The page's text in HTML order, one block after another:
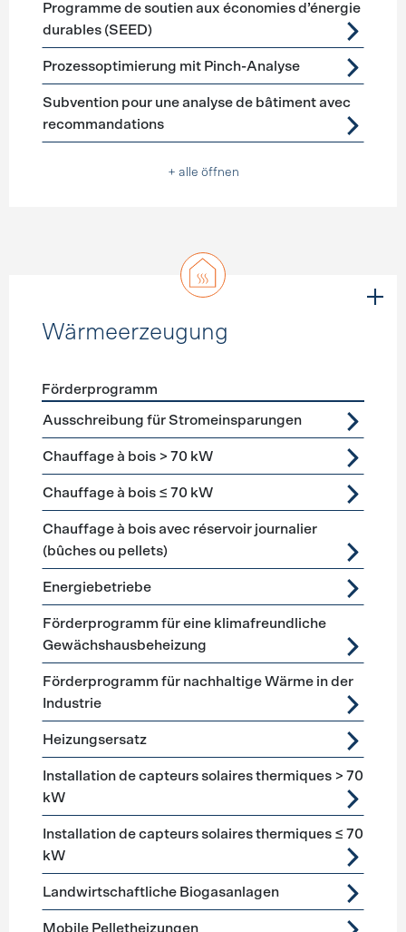
Programme de soutien aux économies d’énergie
durables (SEED)
Prozessoptimierung mit Pinch-Analyse
Subvention pour une analyse de bâtiment avec
recommandations
+ alle öffnen
Wärmeerzeugung
Förderprogramme Wärmeerzeugung
Förderprogramm
Ausschreibung für Stromeinsparungen
Chauffage à bois > 70 kW
Chauffage à bois ≤ 70 kW
Chauffage à bois avec réservoir journalier
(bûches ou pellets)
Energiebetriebe
Förderprogramm für eine klimafreundliche
Gewächshausbeheizung
Förderprogramm für nachhaltige Wärme in der
Industrie
Heizungsersatz
Installation de capteurs solaires thermiques > 70
kW
Installation de capteurs solaires thermiques ≤ 70
kW
Landwirtschaftliche Biogasanlagen
Mobile Pelletheizungen